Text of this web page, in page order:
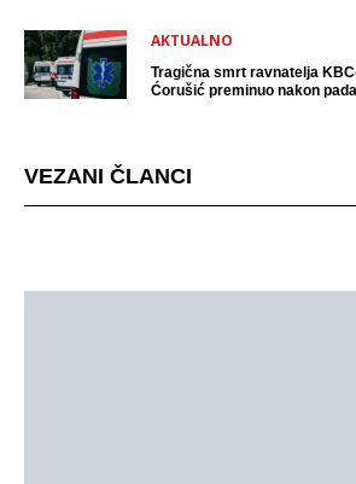
AKTUALNO
Tragična smrt ravnatelja
Ćorušić preminuo nakon
VEZANI ČLANCI